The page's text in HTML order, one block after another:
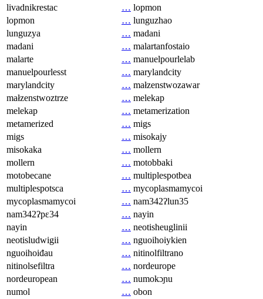
livadnikrestac
… lopmon
lopmon
… lunguzhao
lunguzya
… madani
madani
… malartanfostaio
malarte
… manuelpourlelab
manuelpourlesst
… marylandcity
marylandcity
… małzenstwozawar
małzenstwoztrze
… melekap
melekap
… metamerization
metamerized
… migs
migs
… misokajy
misokaka
… mollern
mollern
… motobbaki
motobecane
… multiplespotbea
multiplespotsca
… mycoplasmamycoi
mycoplasmamycoi
… nam342ʔlun35
nam342ʔpɛ34
… nayin
nayin
… neotisheuglinii
neotisludwigii
… nguoihoiykien
nguoihoiđau
… nitinolfiltrano
nitinolsefiltra
… nordeurope
nordeuropean
… numokɔɲu
numol
… obon